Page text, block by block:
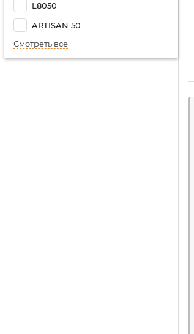
L8050
ARTISAN 50
Смотреть все